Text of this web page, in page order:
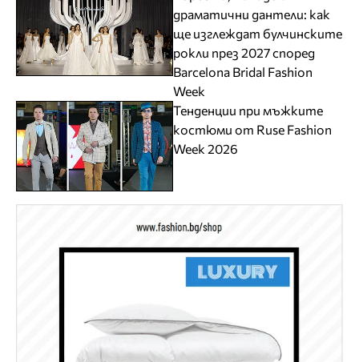
драматични дантели: как
ще изглеждат булчинските
рокли през 2027 според
Barcelona Bridal Fashion
Week
Тенденции при мъжките
костюми от Ruse Fashion
Week 2026